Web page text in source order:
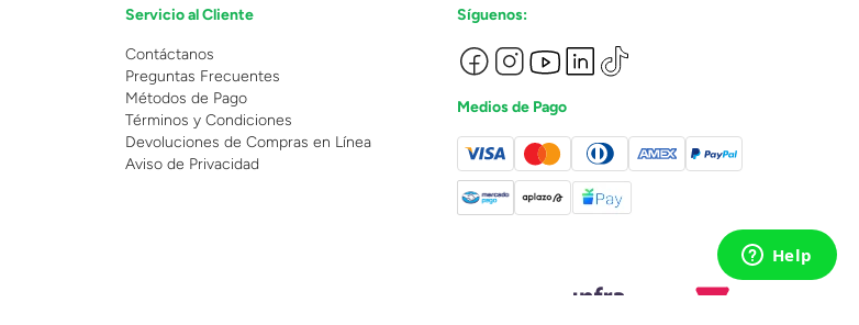
Servicio al Cliente
Contáctanos
Preguntas Frecuentes
Métodos de Pago
Términos y Condiciones
Devoluciones de Compras en Línea
Aviso de Privacidad
Síguenos:
Medios de Pago